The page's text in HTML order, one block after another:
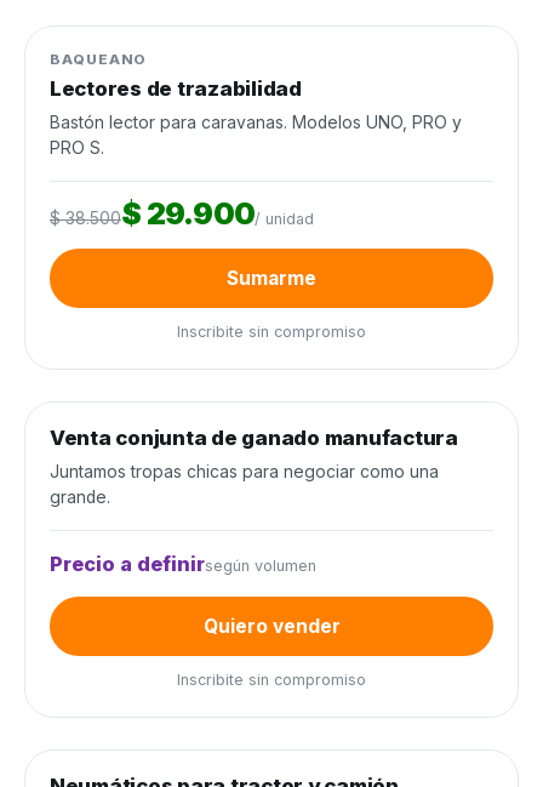
Manejo de ganado
BAQUEANO
Lectores de trazabilidad
Bastón lector para caravanas. Modelos UNO, PRO y
PRO S.
$ 38.500$ 29.900/ unidad
Sumarme
Inscribite sin compromiso
Venta conjunta
Venta conjunta de ganado manufactura
Juntamos tropas chicas para negociar como una
grande.
Precio a definirsegún volumen
Quiero vender
Inscribite sin compromiso
Neumáticos y baterías